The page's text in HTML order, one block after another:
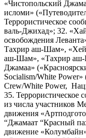
«Чистопольский
исломи»
Террористическое
валь-Джихад»; 32.
освобождения
Тахрир аш-Шам»,
аш-Шам», «Тахрир
Джамаа»
Socialism/White
Crew/White Power,
35. Террористическое
из числа участников
движения
“Джамаат “Красный
движение